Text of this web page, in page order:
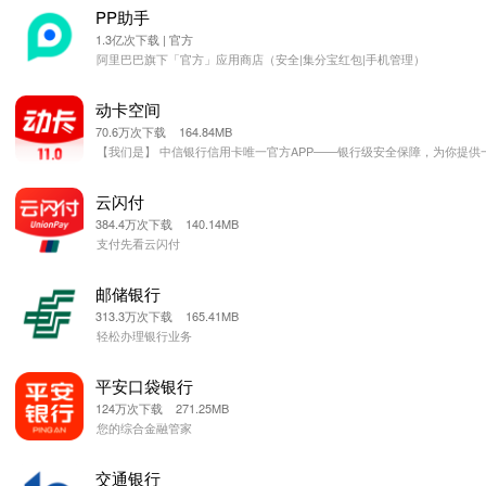
PP助手
1.3亿次下载 | 官方
阿里巴巴旗下「官方」应用商店（安全|集分宝红包|手机管理）
动卡空间
70.6万次下载 164.84MB
【我们是】 中信银行信用卡唯一官方APP——银行级安全保障，为你提
云闪付
384.4万次下载 140.14MB
支付先看云闪付
邮储银行
313.3万次下载 165.41MB
轻松办理银行业务
平安口袋银行
124万次下载 271.25MB
您的综合金融管家
交通银行